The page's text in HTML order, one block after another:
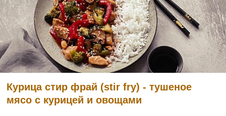
Курица стир фрай (stir fry) - тушеное
мясо с курицей и овощами